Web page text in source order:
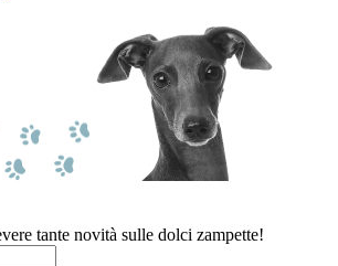
tante novità sulle dolci zampette!